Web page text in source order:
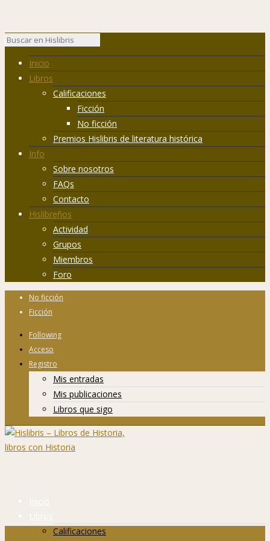
Inicio
Libros
Calificaciones
Ficción
No ficción
Premios Hislibris de literatura histórica
Info
Sobre nosotros
FAQs
Contacto
Hislibreños
Actividad
Grupos
Miembros
Foro
No ficción
Ficción
Following
Acceso
Registro
Mis entradas
Mis publicaciones
Libros que sigo
Inicio
Libros
Calificaciones